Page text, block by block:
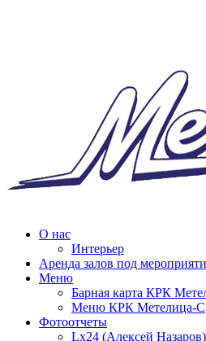
О нас
Интерьер
Аренда залов под
Меню
Барная карта КРК
Меню КРК Метелица-С
Фотоотчеты
Lx24 (Алексей